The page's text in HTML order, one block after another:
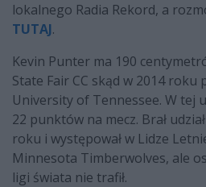
lokalnego Radia Rekord, a
TUTAJ.
Kevin Punter ma 190
State Fair CC skąd w 2014 roku
University of Tennessee. W tej
22 punktów na mecz. Brał
roku i występował w Lidze
Minnesota Timberwolves, ale
ligi świata nie trafił.